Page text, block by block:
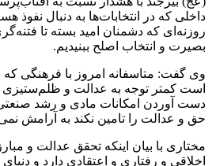
داخلی که در انتخابات‌ها به دنبال نفوذ
روزنه‌ای که دشمنان امید بسته تا
بصیرت و انتخاب اصلح ببنیدیم.
وی گفت: متاسفانه امروز با فرهنگی
است کمتر توجه به عدالت و ظلم‌ستیزی
دست آوردن امکانات مادی و رشد صنعتی
حق و عدالت را تامین نکند به آرامش
مختاری با بیان اینکه تحقق عدالت و
اخلاقی و رفتاری و اعتقادی دارد و